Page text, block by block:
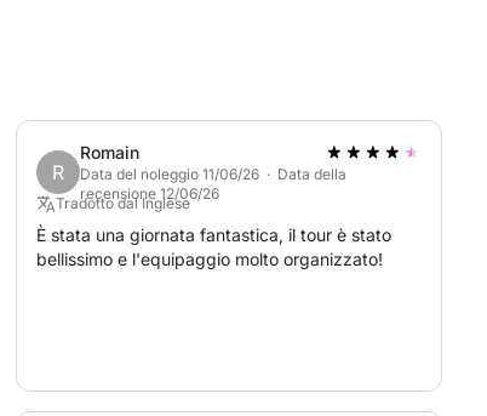
R
Romain
Data del noleggio 11/06/26 · Data della
recensione 12/06/26
Tradotto dal Inglese
È stata una giornata fantastica, il tour è stato
bellissimo e l'equipaggio molto organizzato!